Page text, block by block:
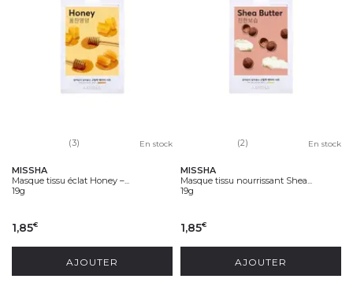
(3) En stock
MISSHA
Masque tissu éclat Honey –...
19g
1,85€
AJOUTER
(2) En stock
MISSHA
Masque tissu nourrissant Shea...
19g
1,85€
AJOUTER